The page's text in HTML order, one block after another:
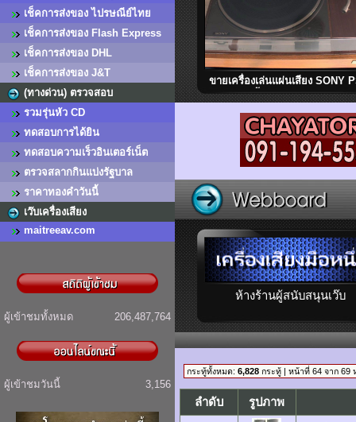
เช็คการส่งของ ไปรษณีย์ไทย
เช็คการส่งของ Flash Express
เช็คการส่งของ DHL
เช็คการส่งของ J&T
(ทางด่วน) ตรวจสอบ
รวมรุ่นหัว CD
ทดสอบการได้ยิน
ทดสอบความเร็วอินเตอร์เน็ต
ตรวจสลากกินแบ่งรัฐบาล
ราคาทองคำวันนี้
เว๊บเครื่องเสียง
maitreeav.com
ผู้เข้าชมทั้งหมด 206,487,764
ผู้เข้าชมวันนี้ 3,156
ขายเครื่องเล่นแผ่นเสียง SONY
2500 ติดตั้งอาร์ม FR-54 สภาพ
ห้างร้านผู้สนับสนุนเว๊บ
กระทู้ทั้งหมด: 6,828 กระทู้ | หน้าที่ 64 จาก 69
ลำดับ รูปภาพ